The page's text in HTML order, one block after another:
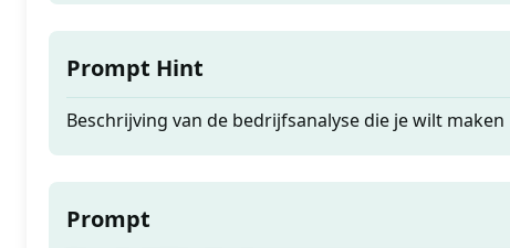
Prompt Hint
Beschrijving van de bedrijfsanalyse die je wilt maken
Prompt